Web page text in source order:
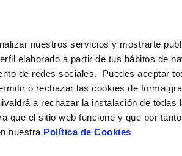
nuestros servicios y mostrarte
elaborado a partir de tus hábitos de
de redes sociales. Puedes aceptar
o rechazar las cookies de forma
a rechazar la instalación de todas
que el sitio web funcione y que por
nuestra Política de Cookies
MODIFICACIÓN DE DATOS
Actualizar datos bancários
Actualizar datos de
COMPROMISO DE SERVICIO
Carta de compromisos
Customer Counsel (Defensa del
Tu Agua
CUIDADOS DEL AGUA
Consejos de ahorro
Depósitos comunitarios
Conócenos
PERFIL DEL CONTRATANTE
Plataforma de contratación del
público
Licitaciones en curso